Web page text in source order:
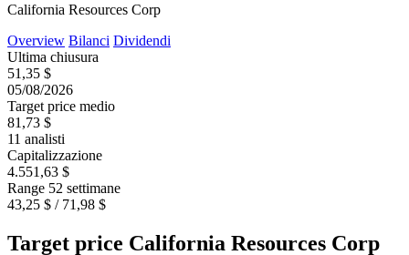
California Resources Corp
Overview Bilanci Dividendi
Ultima chiusura
51,35 $
05/08/2026
Target price medio
81,73 $
11 analisti
Capitalizzazione
4.551,63 $
Range 52 settimane
43,25 $ / 71,98 $
Target price California Resources Corp